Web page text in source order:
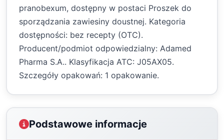
pranobexum, dostępny w postaci Proszek do
sporządzania zawiesiny doustnej. Kategoria
dostępności: bez recepty (OTC).
Producent/podmiot odpowiedzialny: Adamed
Pharma S.A.. Klasyfikacja ATC: J05AX05.
Szczegóły opakowań: 1 opakowanie.
Podstawowe informacje